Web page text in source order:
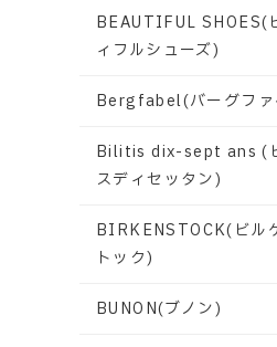
BEAUTIFUL SHOES(
ィフルシューズ)
Bergfabel(バーグファ
Bilitis dix-sept ans (
スディセッタン)
BIRKENSTOCK(ビル
トック)
BUNON(ブノン)